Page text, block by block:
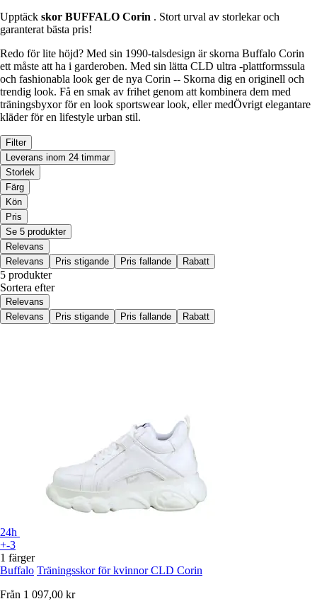
Upptäck skor BUFFALO Corin . Stort urval av storlekar och
garanterat bästa pris!
Redo för lite höjd? Med sin 1990-talsdesign är skorna Buffalo Corin
ett måste att ha i garderoben. Med sin lätta CLD ultra -plattformssula
och fashionabla look ger de nya Corin -- Skorna dig en originell och
trendig look. Få en smak av frihet genom att kombinera dem med
träningsbyxor för en look sportswear look, eller medÖvrigt elegantare
kläder för en lifestyle urban stil.
Filter
Leverans inom 24 timmar
Storlek
Färg
Kön
Pris
Se 5 produkter
Relevans
Relevans
Pris stigande Pris fallande Rabatt
5 produkter
Sortera efter
Relevans
Relevans
Pris stigande Pris fallande Rabatt
24h
+-3
1 färger
Buffalo Träningsskor för kvinnor CLD Corin
Från 1 097,00 kr